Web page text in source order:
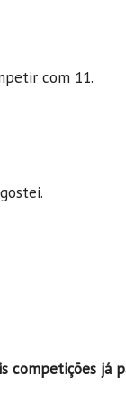
com 11.
competições já